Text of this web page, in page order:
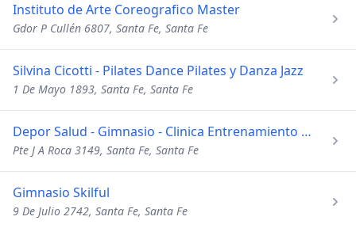
Instituto de Arte Coreografico Master
Gdor P Cullén 6807, Santa Fe, Santa Fe
Silvina Cicotti - Pilates Dance Pilates y Danza Jazz
1 De Mayo 1893, Santa Fe, Santa Fe
Depor Salud - Gimnasio - Clinica Entrenamiento para la Salud
Pte J A Roca 3149, Santa Fe, Santa Fe
Gimnasio Skilful
9 De Julio 2742, Santa Fe, Santa Fe